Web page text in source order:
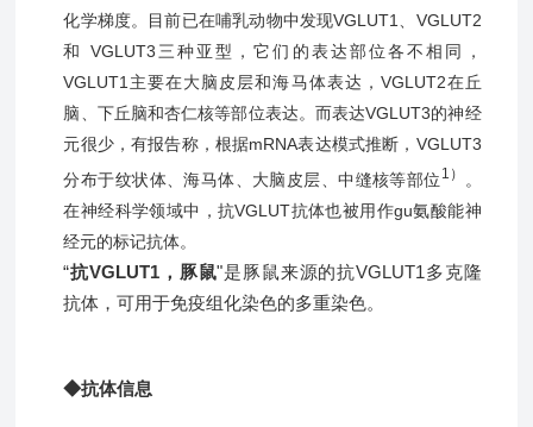
化学梯度。目前已在哺乳动物中发现VGLUT1、VGLUT2
和 VGLUT3三种亚型，它们的表达部位各不相同，
VGLUT1主要在大脑皮层和海马体表达，VGLUT2在丘
脑、下丘脑和杏仁核等部位表达。而表达VGLUT3的神经
元很少，有报告称，根据mRNA表达模式推断，VGLUT3
分布于纹状体、海马体、大脑皮层、中缝核等部位 1）
。
在神经科学领域中，抗VGLUT抗体也被用作gu氨酸能神
经元的标记抗体。
“抗VGLUT1，豚鼠"是豚鼠来源的抗VGLUT1多克隆
抗体，可用于免疫组化染色的多重染色。
◆抗体信息